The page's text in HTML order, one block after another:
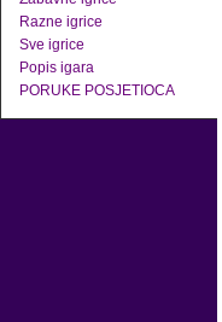
Razne igrice
Sve igrice
Popis igara
PORUKE POSJETIOCA